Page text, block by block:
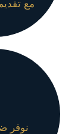
مع
نوفر